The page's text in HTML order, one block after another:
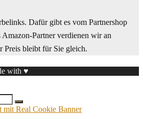
Dafür gibt es vom Partnershop
Partner verdienen wir an
Preis bleibt für Sie gleich.
with ♥
Real Cookie Banner